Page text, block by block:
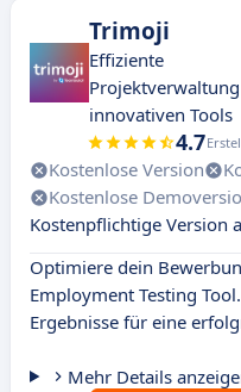
Trimoji
Effiziente
innovativen Tools
4.7
Kostenlose Version
Kostenlose
Kostenpflichtige Version
Optimiere dein
Employment Testing
Ergebnisse für eine
Mehr Details